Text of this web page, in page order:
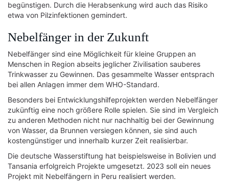
begünstigen. Durch die Herabsenkung wird auch das Risiko
etwa von Pilzinfektionen gemindert.
Nebelfänger in der Zukunft
Nebelfänger sind eine Möglichkeit für kleine Gruppen an
Menschen in Region abseits jeglicher Zivilisation sauberes
Trinkwasser zu Gewinnen. Das gesammelte Wasser entsprach
bei allen Anlagen immer dem WHO-Standard.
Besonders bei Entwicklungshilfeprojekten werden Nebelfänger
zukünftig eine noch größere Rolle spielen. Sie sind im Vergleich
zu anderen Methoden nicht nur nachhaltig bei der Gewinnung
von Wasser, da Brunnen versiegen können, sie sind auch
kostengünstiger und innerhalb kurzer Zeit realisierbar.
Die deutsche Wasserstiftung hat beispielsweise in Bolivien und
Tansania erfolgreich Projekte umgesetzt. 2023 soll ein neues
Projekt mit Nebelfängern in Peru realisiert werden.